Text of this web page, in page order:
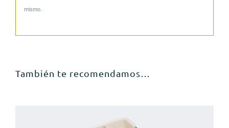
mismo.
También te recomendamos…